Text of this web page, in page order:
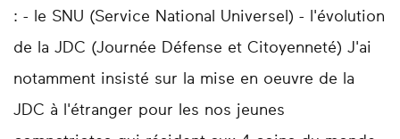
: - le SNU (Service National Universel) - l'évolution
de la JDC (Journée Défense et Citoyenneté) J'ai
notamment insisté sur la mise en oeuvre de la
JDC à l'étranger pour les nos jeunes